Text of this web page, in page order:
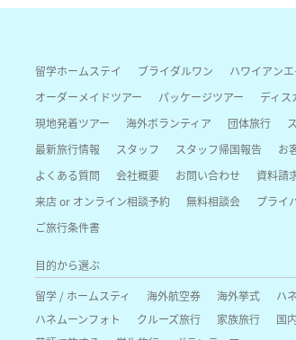
留学ホームステイ ブライダルワン
ハワイアンエ
オーダーメイドツアー
パッケージツアー
ディス
現地発着ツアー
海外ボランティア 団体旅行
最新旅行情報
スタッフ スタッフ帰国報告 お
よくある質問
会社概要 お問い合わせ
資料請
来店 or オンライン相談予約
無料相談会
プライ
ご旅行条件書
目的から選ぶ
留学 / ホームスティ
海外航空券 海外挙式
ハ
ハネムーンフォト
クルーズ旅行 家族旅行 国